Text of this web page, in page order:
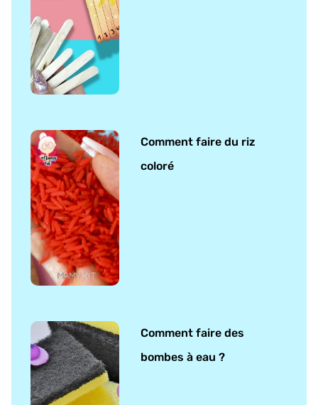
Comment faire du riz
coloré
Comment faire des
bombes à eau ?